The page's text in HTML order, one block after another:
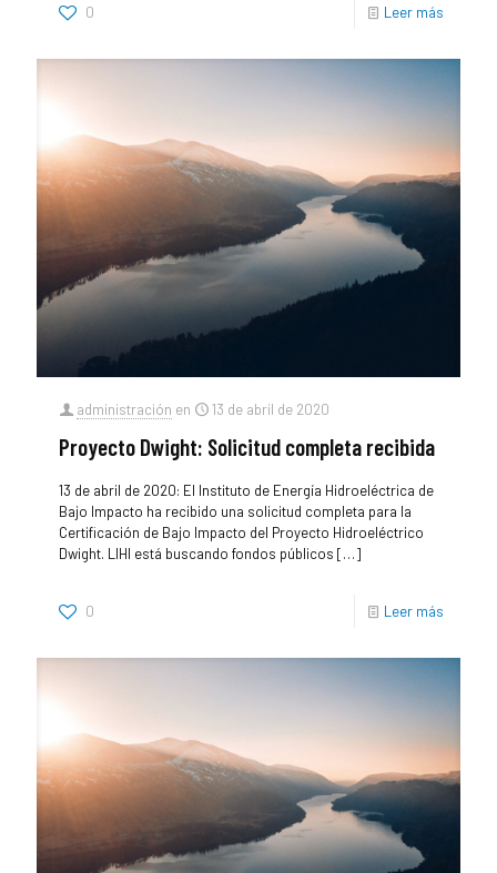
0 Leer más
administración en 13 de abril de 2020
Proyecto Dwight: Solicitud completa recibida
13 de abril de 2020: El Instituto de Energía Hidroeléctrica de
Bajo Impacto ha recibido una solicitud completa para la
Certificación de Bajo Impacto del Proyecto Hidroeléctrico
Dwight. LIHI está buscando fondos públicos […]
0 Leer más